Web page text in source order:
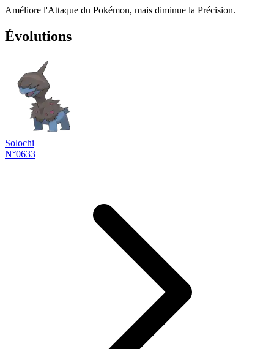
Améliore l'Attaque du Pokémon, mais diminue la Précision.
Évolutions
Solochi
N°0633